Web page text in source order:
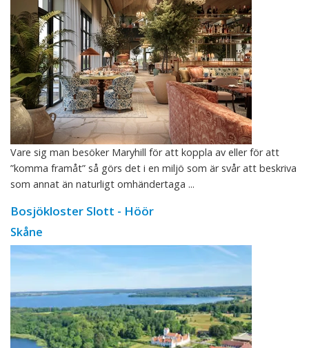
Vare sig man besöker Maryhill för att koppla av eller för att
”komma framåt” så görs det i en miljö som är svår att beskriva
som annat än naturligt omhändertaga ...
Bosjökloster Slott - Höör
Skåne